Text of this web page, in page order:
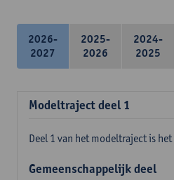
2026-
2027
2025-
2026
2024-
2025
Modeltraject deel 1
Deel 1 van het modeltraject is
Gemeenschappelijk deel